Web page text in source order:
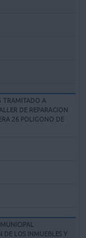
TRAMITADO A
DE REPARACION
26 POLIGONO DE
LOS INMUEBLES Y